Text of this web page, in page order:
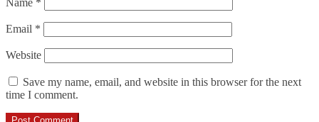
Name *
Email *
Website
Save my name, email, and website in this browser for the next
time I comment.